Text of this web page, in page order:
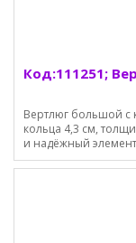
Код:111251;
Вертлюг большой с
кольца 4,3 см,
и надёжный